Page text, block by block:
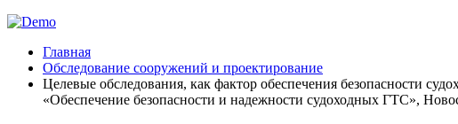
Главная
Обследование сооружений и проектирование
Целевые обследования, как фактор обеспечения безопасности
«Обеспечение безопасности и надежности судоходных ГТС»,